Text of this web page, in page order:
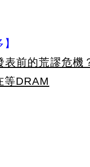
表前的荒謬危機
等DRAM